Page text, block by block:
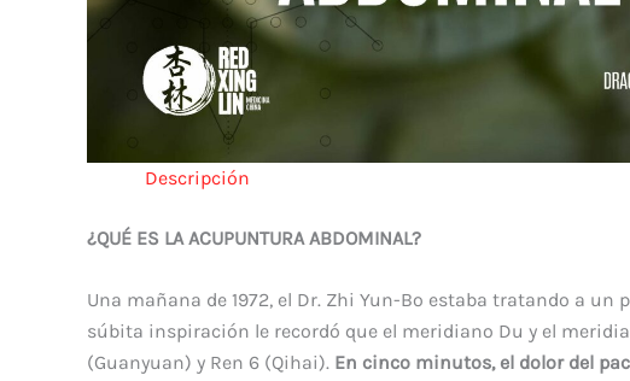
Descripción
¿QUÉ ES LA ACUPUNTURA ABDOMINAL?
Una mañana de 1972, el Dr. Zhi Yun-Bo estaba tratando a
súbita inspiración le recordó que el meridiano Du y el
(Guanyuan) y Ren 6 (Qihai). En cinco minutos, el dolor del